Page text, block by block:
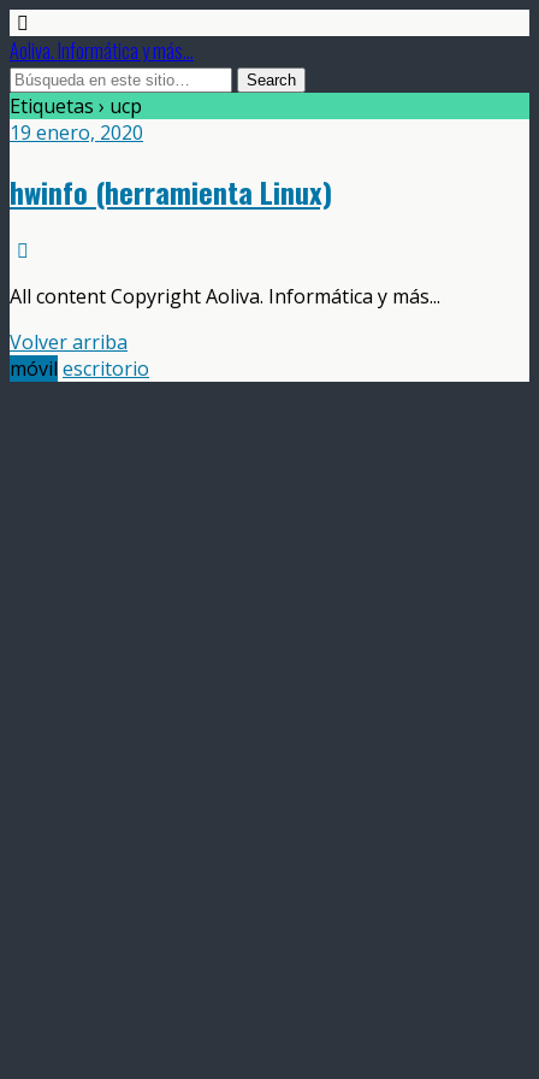
Aoliva. Informática y más...
Etiquetas › ucp
19 enero, 2020
hwinfo (herramienta Linux)
All content Copyright Aoliva. Informática y más...
Volver arriba
móvil escritorio